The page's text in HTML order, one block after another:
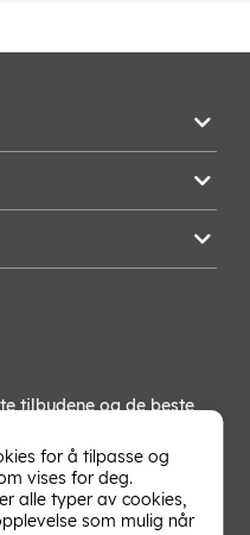
tilbudene og de beste
OK
for å tilpasse og
vises for deg.
alle typer av cookies,
som mulig når